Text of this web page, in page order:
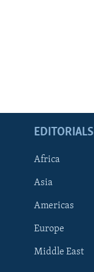
EDITORIALS
Africa
Asia
Americas
Europe
Middle East